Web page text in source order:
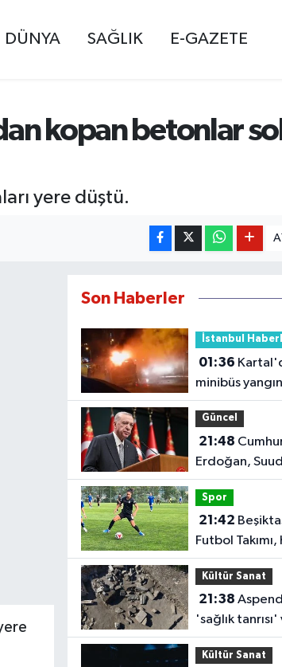
DÜNYA SAĞLIK E-GAZETE
kopan betonlar
yere düştü.
A
Son Haberler
İstanbul
01:36
minibüs
peşe
neden oldu
Güncel
21:48
Erdoğan,
Arabistan'ı
edecek
Spor
21:42
Futbol Takımı,
maçında
mağlup etti
Kültür Sanat
21:38
'sağlık tanrısı'
oğlunun
Kültür Sanat